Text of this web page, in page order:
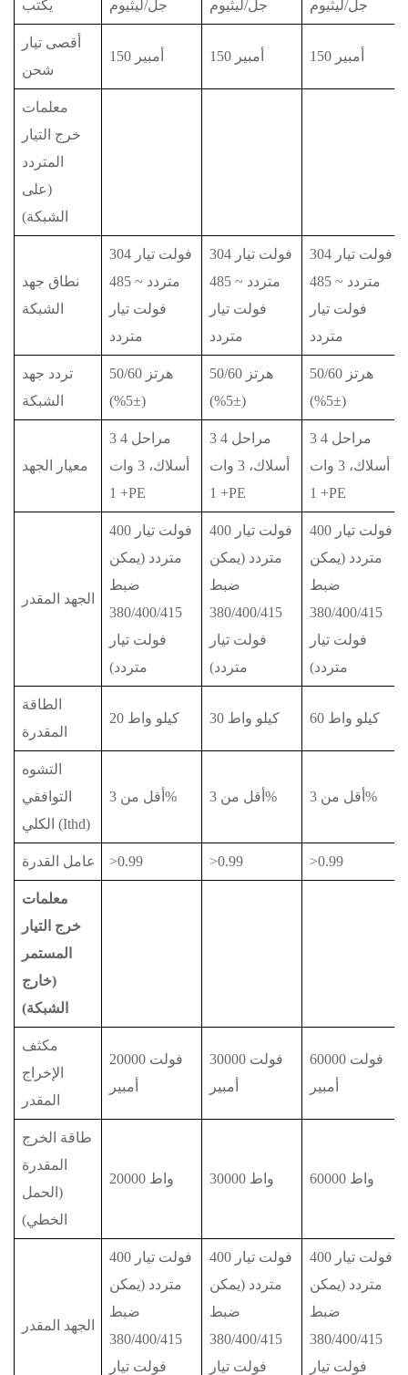
يكتب جل/ليثيوم جل/ليثيوم جل/ليثيوم
أقصى تيار
شحن
150 أمبير 150 أمبير 150 أمبير
معلمات
خرج التيار
المتردد
(على
الشبكة)
نطاق جهد
الشبكة
304 فولت تيار
متردد ~ 485
فولت تيار
متردد
304 فولت تيار
متردد ~ 485
فولت تيار
متردد
304 فولت تيار
متردد ~ 485
فولت تيار
متردد
تردد جهد
الشبكة
50/60 هرتز
(±5%)
50/60 هرتز
(±5%)
50/60 هرتز
(±5%)
معيار الجهد
3 مراحل 4
أسلاك، 3 وات
+ 1PE
3 مراحل 4
أسلاك، 3 وات
+ 1PE
3 مراحل 4
أسلاك، 3 وات
+ 1PE
الجهد المقدر
400 فولت تيار
متردد (يمكن
ضبط
380/400/415
فولت تيار
متردد)
400 فولت تيار
متردد (يمكن
ضبط
380/400/415
فولت تيار
متردد)
400 فولت تيار
متردد (يمكن
ضبط
380/400/415
فولت تيار
متردد)
الطاقة
المقدرة
20 كيلو واط 30 كيلو واط 60 كيلو واط
التشوه
التوافقي
الكلي (Ithd)
أقل من 3% أقل من 3% أقل من 3%
عامل القدرة >0.99 >0.99 >0.99
معلمات
خرج التيار
المستمر
(خارج
الشبكة)
مكثف
الإخراج
المقدر
20000 فولت
أمبير
30000 فولت
أمبير
60000 فولت
أمبير
طاقة الخرج
المقدرة
(الحمل
الخطي)
20000 واط 30000 واط 60000 واط
الجهد المقدر
400 فولت تيار
متردد (يمكن
ضبط
380/400/415
فولت تيار
400 فولت تيار
متردد (يمكن
ضبط
380/400/415
فولت تيار
400 فولت تيار
متردد (يمكن
ضبط
380/400/415
فولت تيار